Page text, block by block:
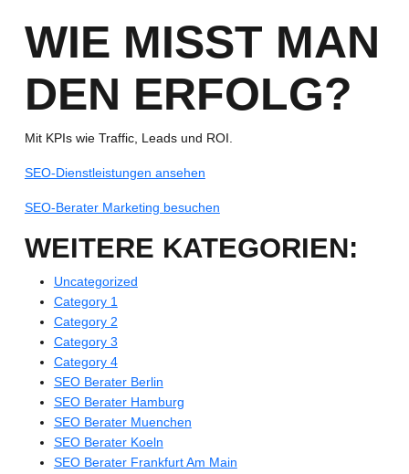
WIE MISST MAN
DEN ERFOLG?
Mit KPIs wie Traffic, Leads und ROI.
SEO-Dienstleistungen ansehen
SEO-Berater Marketing besuchen
WEITERE KATEGORIEN:
Uncategorized
Category 1
Category 2
Category 3
Category 4
SEO Berater Berlin
SEO Berater Hamburg
SEO Berater Muenchen
SEO Berater Koeln
SEO Berater Frankfurt Am Main